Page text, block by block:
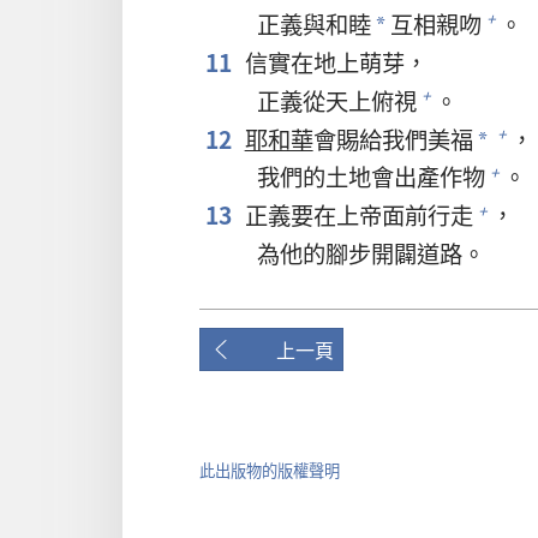
正義與和睦* 互相親吻 + 。
11 信實在地上萌芽，
正義從天上俯視 + 。
12 耶和華會賜給我們美福* + ，
我們的土地會出產作物 + 。
13 正義要在上帝面前行走 + ，
為他的腳步開闢道路。
上一頁
此出版物的版權聲明